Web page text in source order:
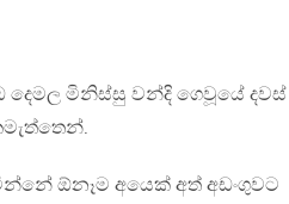
මිනිස්සු වන්දි ගෙවූයේ දවස්
ඕනෑම අයෙක් අත් අඩංගුවට